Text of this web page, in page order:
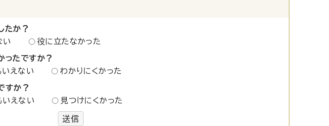
たか？
い 役に立たなかった
ったですか？
いえない わかりにくかった
すか？
いえない 見つけにくかった
送信